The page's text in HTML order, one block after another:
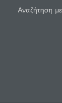
Αναζήτηση